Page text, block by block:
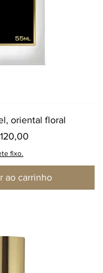
oriental floral
fixo.
ao carrinho